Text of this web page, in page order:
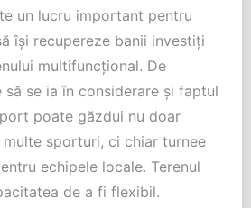
un lucru important pentru
își recupereze banii investiți
multifuncțional. De
să se ia în considerare și faptul
poate găzdui nu doar
sporturi, ci chiar turnee
echipele locale. Terenul
de a fi flexibil.